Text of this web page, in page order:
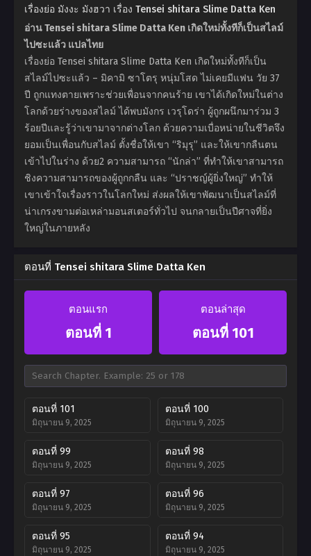
เรื่องย่อ มังงะ มังฮวา เรื่อง Tensei shitara Slime Datta Ken
อ่าน Tensei shitara Slime Datta Ken เกิดใหม่ทั้งทีก็เป็นสไลม์
ไปซะแล้ว แปลไทย
เรื่องย่อ Tensei shitara Slime Datta Ken เกิดใหม่ทั้งทีก็เป็น
สไลม์ไปซะแล้ว – มิคามิ ซาโตรุ หนุ่มโสด ไม่เคยมีแฟน วัย 37
ปี ถูกแทงตายเพราะช่วยเพื่อนจากคนร้าย เขาได้เกิดใหม่ในต่าง
โลกด้วยร่างของสไลม์ ได้พบมังกร เวรุโดร่า ผู้ถูกผนึกมาร่วม 3
ร้อยปีและรู้ว่าเขามาจากต่างโลก ด้วยความเบื่อหน่ายในชีวิตจึง
ยอมเป็นเพื่อนกับสไลม์ ตั้งชื่อให้เขา “ริมุรุ” และให้เขากลืนตน
เข้าไปในร่าง ด้วย2 ความสามารถ “นักล่า” ที่ทำให้เขาสามารถ
ชิงความสามารถของผู้ถูกกลืน และ “ปราชญ์ผู้ยิ่งใหญ่” ทำให้
เขาเข้าใจเรื่องราวในโลกใหม่ ส่งผลให้เขาพัฒนาเป็นสไลม์ที่
น่าเกรงขามต่อเหล่ามอนสเตอร์ทั่วไป จนกลายเป็นปีศาจที่ยิ่ง
ใหญ่ในภายหลัง
ตอนที่ Tensei shitara Slime Datta Ken
ตอนแรก
ตอนที่ 1
ตอนล่าสุด
ตอนที่ 101
ตอนที่ 101
มิถุนายน 9, 2025
ตอนที่ 100
มิถุนายน 9, 2025
ตอนที่ 99
มิถุนายน 9, 2025
ตอนที่ 98
มิถุนายน 9, 2025
ตอนที่ 97
มิถุนายน 9, 2025
ตอนที่ 96
มิถุนายน 9, 2025
ตอนที่ 95
มิถุนายน 9, 2025
ตอนที่ 94
มิถุนายน 9, 2025